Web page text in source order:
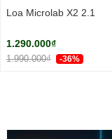
Loa Microlab X2 2.1
1.290.000₫
1.990.000₫ -36%